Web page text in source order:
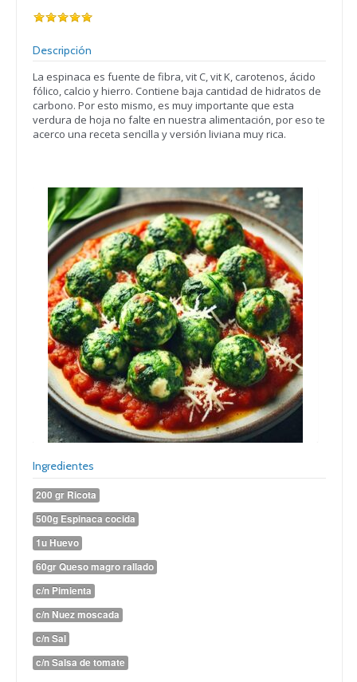
Descripción
La espinaca es fuente de fibra, vit C, vit K, carotenos, ácido
fólico, calcio y hierro. Contiene baja cantidad de hidratos de
carbono. Por esto mismo, es muy importante que esta
verdura de hoja no falte en nuestra alimentación, por eso te
acerco una receta sencilla y versión liviana muy rica.
Ingredientes
200 gr Ricota
500g Espinaca cocida
1u Huevo
60gr Queso magro rallado
c/n Pimienta
c/n Nuez moscada
c/n Sal
c/n Salsa de tomate